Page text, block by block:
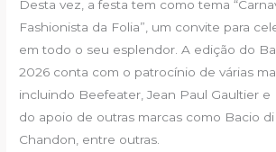
Desta vez, a festa tem como tema
Fashionista da Folia”, um convite para
em todo o seu esplendor. A edição do
2026 conta com o patrocínio de várias
incluindo Beefeater, Jean Paul Gaultier e
do apoio de outras marcas como Bacio
Chandon, entre outras.